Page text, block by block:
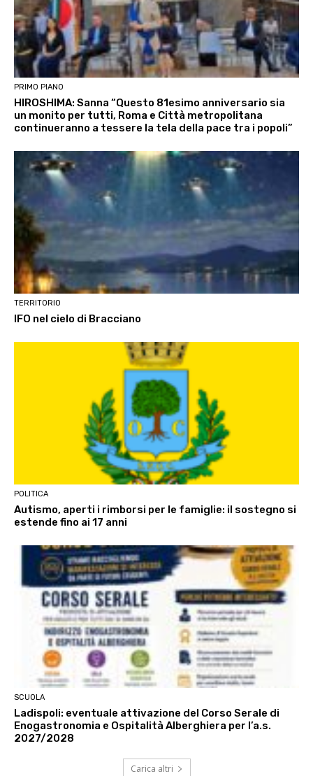
PRIMO PIANO
HIROSHIMA: Sanna “Questo 81esimo anniversario sia
un monito per tutti, Roma e Città metropolitana
continueranno a tessere la tela della pace tra i popoli”
TERRITORIO
IFO nel cielo di Bracciano
POLITICA
Autismo, aperti i rimborsi per le famiglie: il sostegno si
estende fino ai 17 anni
SCUOLA
Ladispoli: eventuale attivazione del Corso Serale di
Enogastronomia e Ospitalità Alberghiera per l’a.s.
2027/2028
Carica altri